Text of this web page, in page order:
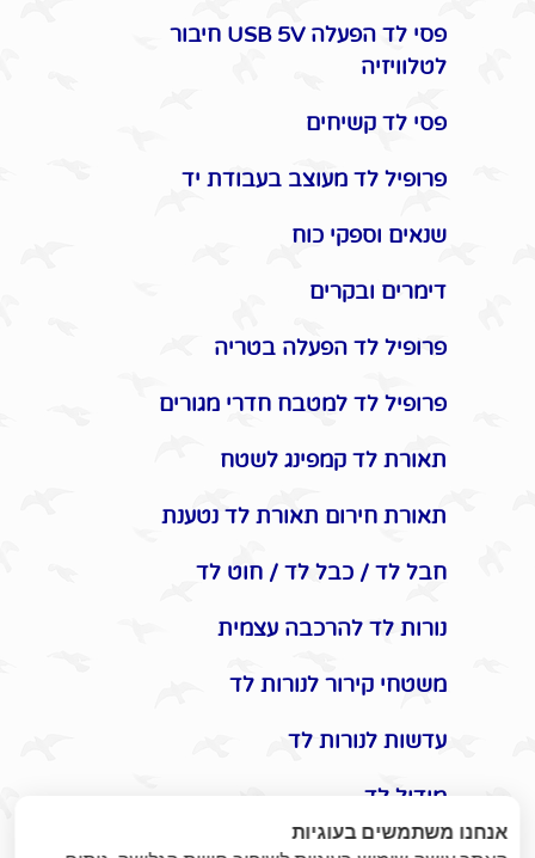
פסי לד הפעלה USB 5V חיבור
לטלוויזיה
פסי לד קשיחים
פרופיל לד מעוצב בעבודת יד
שנאים וספקי כוח
דימרים ובקרים
פרופיל לד הפעלה בטריה
פרופיל לד למטבח חדרי מגורים
תאורת לד קמפינג לשטח
תאורת חירום תאורת לד נטענת
חבל לד / כבל לד / חוט לד
נורות לד להרכבה עצמית
משטחי קירור לנורות לד
עדשות לנורות לד
מודול לד
אנחנו משתמשים בעוגיות